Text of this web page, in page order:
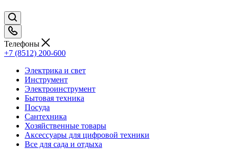
Телефоны
+7 (8512) 200-600
Электрика и свет
Инструмент
Электроинструмент
Бытовая техника
Посуда
Сантехника
Хозяйственные товары
Аксессуары для цифровой техники
Все для сада и отдыха